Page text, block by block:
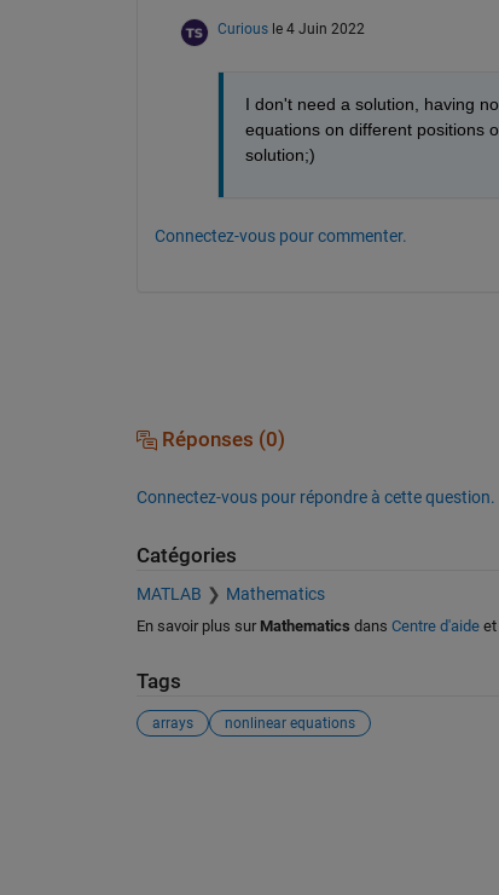
Curious le 4 Juin 2022
I don't need a solution, having
equations on different positions
solution;)
Connectez-vous pour commenter.
Réponses (0)
Connectez-vous pour répondre à cette question.
Catégories
MATLAB Mathematics
En savoir plus sur Mathematics dans Centre d'aideet
Tags
arrays nonlinear equations